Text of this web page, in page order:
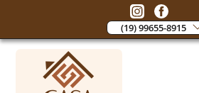
(19) 99655-8915